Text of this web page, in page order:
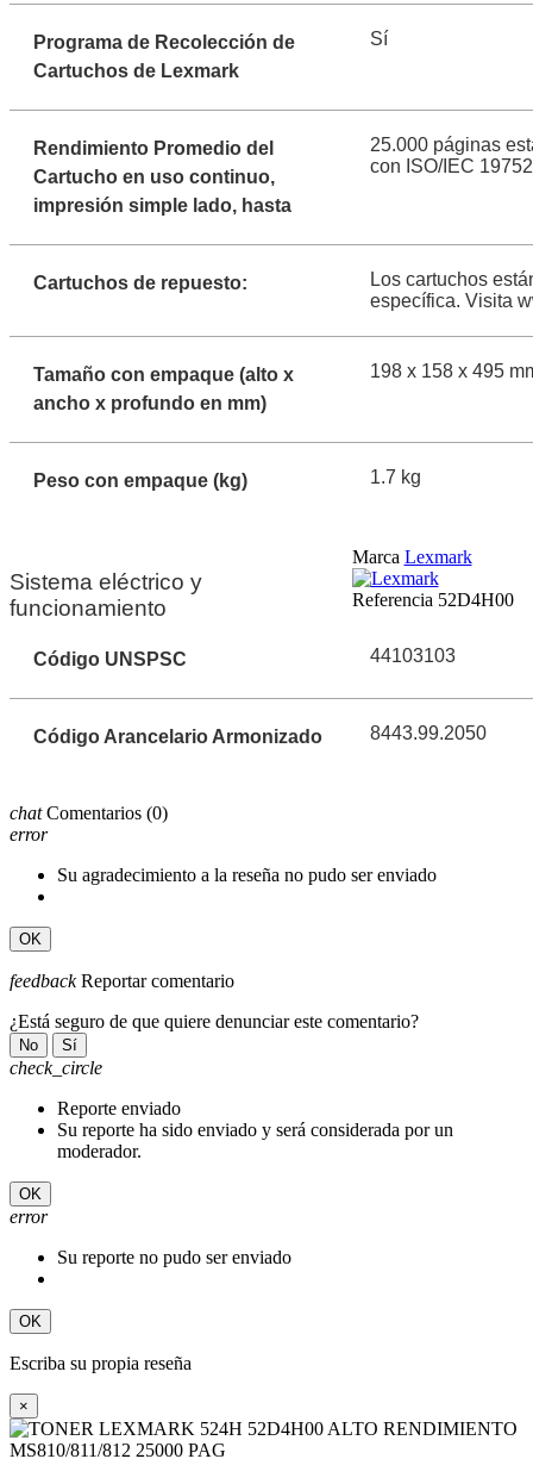
Programa de Recolección de
Cartuchos de Lexmark
Sí
Rendimiento Promedio del
Cartucho en uso continuo,
impresión simple lado, hasta
25.000 páginas
con ISO/IEC
Cartuchos de repuesto:
Los cartuchos
específica. Visita
Tamaño con empaque (alto x
ancho x profundo en mm)
198 x 158 x 495
Peso con empaque (kg) 1.7 kg
Sistema eléctrico y
funcionamiento
Código UNSPSC 44103103
Código Arancelario Armonizado 8443.99.2050
Marca Lexmark
Referencia 52D4H00
chat Comentarios (0)
error
Su agradecimiento a la reseña no pudo ser enviado
OK
feedback Reportar comentario
¿Está seguro de que quiere denunciar este comentario?
No Sí
check_circle
Reporte enviado
Su reporte ha sido enviado y será considerada por un
moderador.
OK
error
Su reporte no pudo ser enviado
OK
Escriba su propia reseña
×